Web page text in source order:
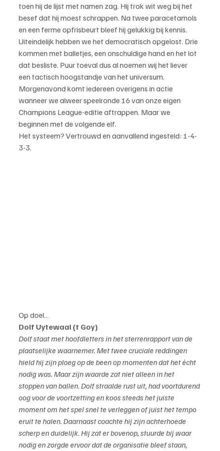
toen hij de lijst met namen zag. Hij trok wit weg bij het
besef dat hij moest schrappen. Na twee paracetamols
en een ferme opfrisbeurt bleef hij gelukkig bij kennis.
Uiteindelijk hebben we het democratisch opgelost. Drie
kommen met balletjes, een onschuldige hand en het lot
dat besliste. Puur toeval dus al noemen wij het liever
een tactisch hoogstandje van het universum.
Morgenavond komt iedereen overigens in actie
wanneer we alweer speelronde 16 van onze eigen
Champions League-editie aftrappen. Maar we
beginnen met de volgende elf.
Het systeem? Vertrouwd en aanvallend ingesteld: 1-4-
3-3.
Op doel…
Dolf Uytewaal (t Goy)
Dolf staat met hoofdletters in het sterrenrapport van de
plaatselijke waarnemer. Met twee cruciale reddingen
hield hij zijn ploeg op de been op momenten dat het écht
nodig was. Maar zijn waarde zat niet alleen in het
stoppen van ballen. Dolf straalde rust uit, had voortdurend
oog voor de voortzetting en koos steeds het juiste
moment om het spel snel te verleggen of juist het tempo
eruit te halen. Daarnaast coachte hij zijn achterhoede
scherp en duidelijk. Hij zat er bovenop, stuurde bij waar
nodig en zorgde ervoor dat de organisatie bleef staan,